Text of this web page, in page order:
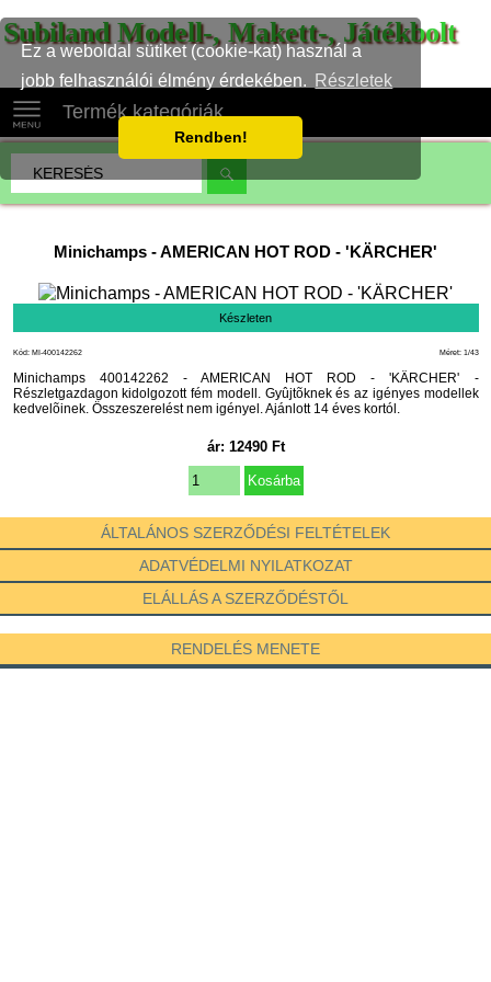
Ez a weboldal sütiket (cookie-kat) használ a
jobb felhasználói élmény érdekében.
Részletek
Rendben!
Subiland Modell-, Makett-, Játékbolt
Termék kategóriák
Minichamps -AMERICAN HOT ROD - 'KÄRCHER'
Készleten
Méret: 1/43
Kód: MI-400142262
Minichamps 400142262 - AMERICAN HOT ROD - 'KÄRCHER' -
Részletgazdagon kidolgozott fém modell. Gyûjtõknek és az igényes modellek
kedvelõinek. Összeszerelést nem igényel. Ajánlott 14 éves kortól.
ár: 12490Ft
ÁLTALÁNOS SZERZŐDÉSI FELTÉTELEK
ADATVÉDELMI NYILATKOZAT
ELÁLLÁS A SZERZŐDÉSTŐL
RENDELÉS MENETE